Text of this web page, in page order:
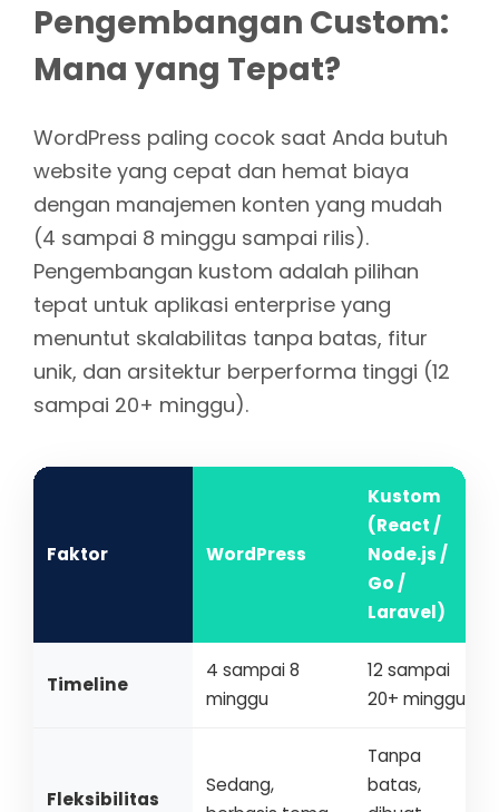
Pengembangan Custom:
Mana yang Tepat?
WordPress paling cocok saat Anda butuh
website yang cepat dan hemat biaya
dengan manajemen konten yang mudah
(4 sampai 8 minggu sampai rilis).
Pengembangan kustom adalah pilihan
tepat untuk aplikasi enterprise yang
menuntut skalabilitas tanpa batas, fitur
unik, dan arsitektur berperforma tinggi (12
sampai 20+ minggu).
Faktor WordPress
Kustom
(React /
Node.js /
Go /
Laravel)
Timeline
4 sampai 8
minggu
12 sampai
20+ minggu
Fleksibilitas
Sedang,
Tanpa
batas,